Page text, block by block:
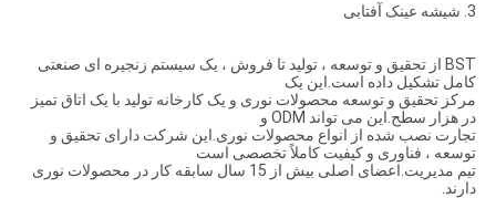
3. شیشه عینک آفتابی
BST از تحقیق و توسعه ، تولید تا فروش ، یک سیستم زنجیره ای صنعتی
کامل تشکیل داده است.این یک
مرکز تحقیق و توسعه محصولات نوری و یک کارخانه تولید با یک اتاق تمیز
در هزار سطح.این می تواند ODM و
تجارت نصب شده از انواع محصولات نوری.این شرکت دارای تحقیق و
توسعه ، فناوری و کیفیت کاملاً تخصصی است
تیم مدیریت.اعضای اصلی بیش از 15 سال سابقه کار در محصولات نوری
دارند.